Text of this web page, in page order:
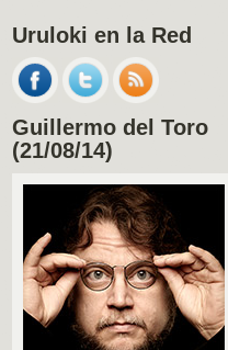
Uruloki en la Red
Guillermo del Toro
(21/08/14)